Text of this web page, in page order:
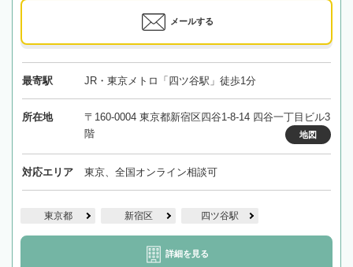
メールする
最寄駅 JR・東京メトロ「四ツ谷駅」徒歩1分
所在地
〒160-0004 東京都新宿区四谷1-8-14 四谷一丁目ビル3
階
地図
対応エリア 東京、全国オンライン相談可
東京都 新宿区 四ツ谷駅
詳細を見る